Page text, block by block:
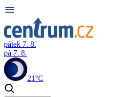
pátek 7. 8.
pá 7. 8.
21°C